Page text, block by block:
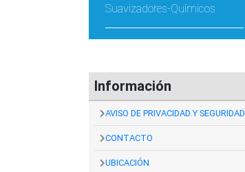
Suavizadores-Químicos
Información
AVISO DE PRIVACIDAD Y SEGURIDAD
CONTACTO
UBICACIÓN